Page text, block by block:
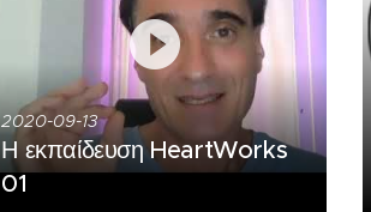
2020-09-13
Η εκπαίδευση HeartWorks
01